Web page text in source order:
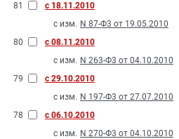
81
с 18.11.2010
с изм. N 87-Ф3 от 19.05.2010
80
с 08.11.2010
с изм. N 263-Ф3 от 04.10.2010
79
с 29.10.2010
с изм. N 197-Ф3 от 27.07.2010
78
с 06.10.2010
с изм. N 270-Ф3 от 04.10.2010